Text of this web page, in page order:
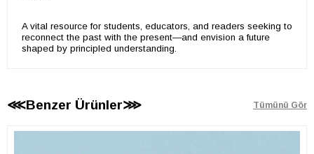
A vital resource for students, educators, and readers seeking to
reconnect the past with the present—and envision a future
shaped by principled understanding.
⋘Benzer Ürünler⋙ Tümünü Gör